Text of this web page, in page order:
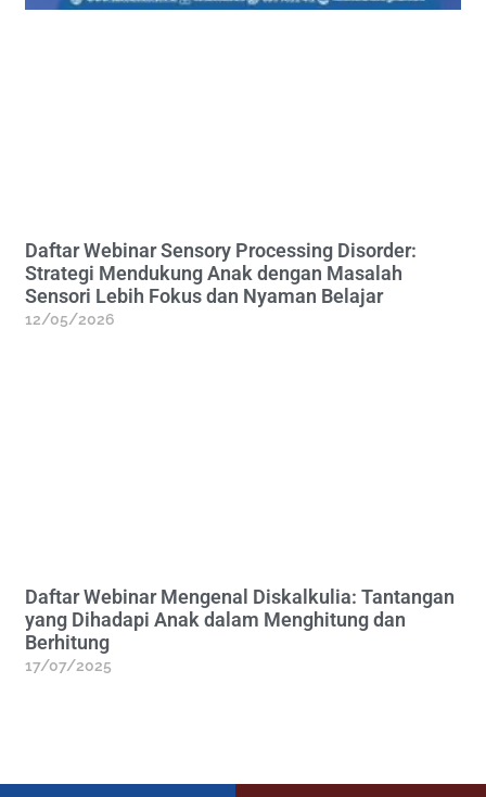
Daftar Webinar Sensory Processing Disorder:
Strategi Mendukung Anak dengan Masalah
Sensori Lebih Fokus dan Nyaman Belajar
12/05/2026
Daftar Webinar Mengenal Diskalkulia: Tantangan
yang Dihadapi Anak dalam Menghitung dan
Berhitung
17/07/2025